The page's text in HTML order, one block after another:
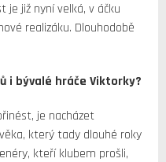
je již nyní velká, v áčku
realizáku. Dlouhodobě
i bývalé hráče Viktorky?
je nacházet
který tady dlouhé roky
kteří klubem prošli,